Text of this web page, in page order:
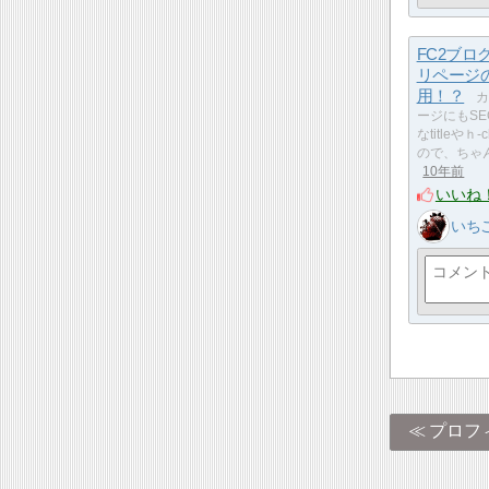
FC2ブロ
リページ
用！？
ージにも
なtitleやｈ-
ので、ちゃ
10年前
いいね
いち
プロフ